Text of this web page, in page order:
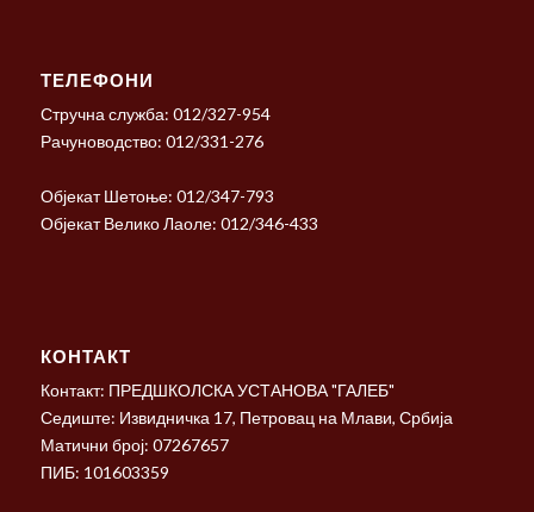
ТЕЛЕФОНИ
Стручна служба: 012/327-954
Рачуноводство: 012/331-276
Објекат Шетоње: 012/347-793
Објекат Велико Лаоле: 012/346-433
КОНТАКТ
Контакт: ПРЕДШКОЛСКА УСТАНОВА "ГАЛЕБ"
Седиште: Извидничка 17, Петровац на Млави, Србија
Матични број: 07267657
ПИБ: 101603359